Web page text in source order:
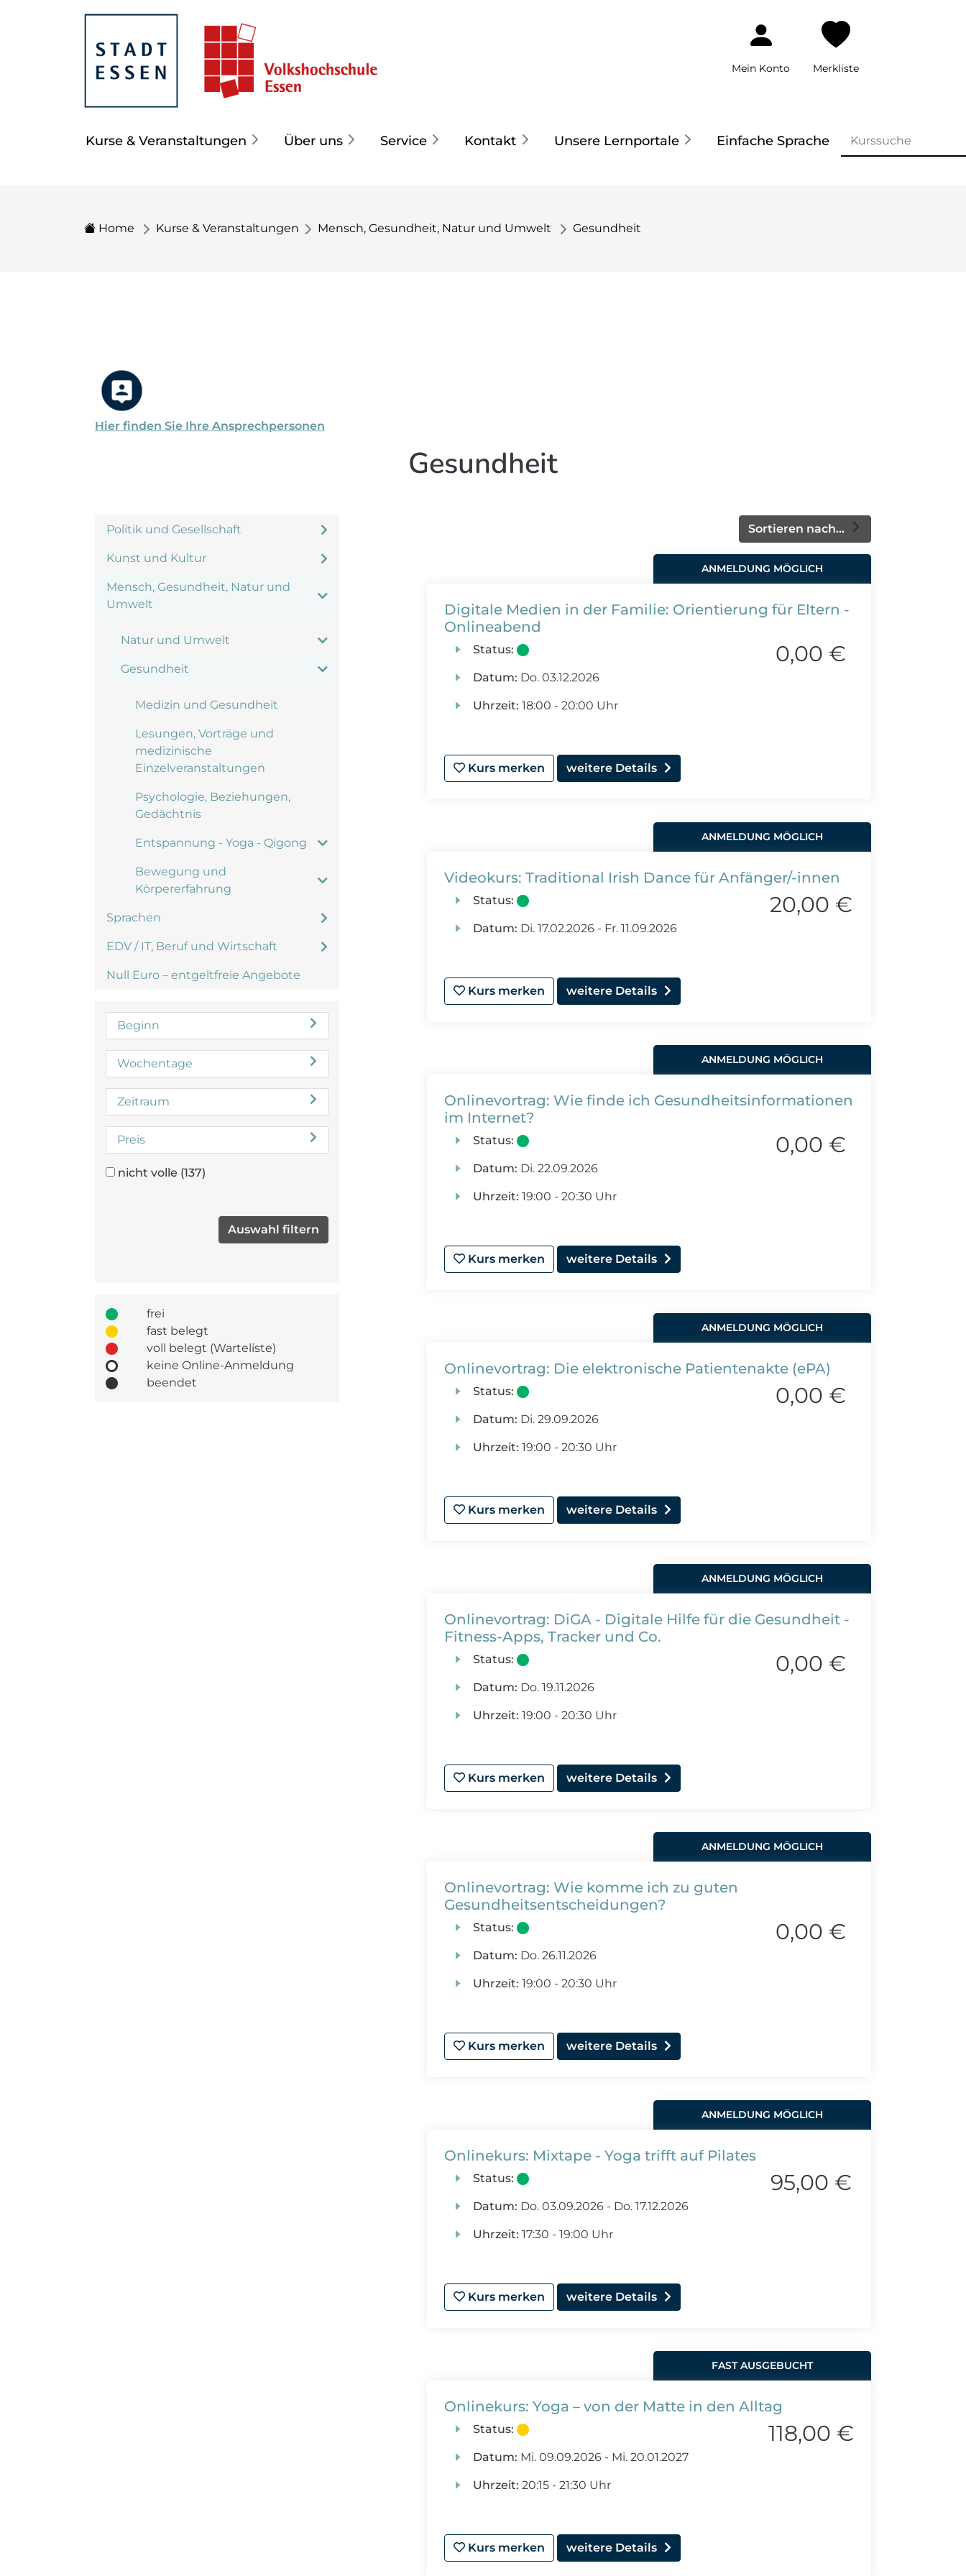
Mein Konto Merkliste
Kurse & Veranstaltungen Über uns Service Kontakt Unsere Lernportale Einfache Sprache
Home Kurse & Veranstaltungen Mensch, Gesundheit, Natur und Umwelt Gesundheit
Hier finden Sie Ihre Ansprechpersonen
Gesundheit
Politik und Gesellschaft
Kunst und Kultur
Mensch, Gesundheit, Natur und
Umwelt
Natur und Umwelt
Gesundheit
Medizin und Gesundheit
Lesungen, Vorträge und
medizinische
Einzelveranstaltungen
Psychologie, Beziehungen,
Gedächtnis
Entspannung - Yoga - Qigong
Bewegung und
Körpererfahrung
Sprachen
EDV / IT, Beruf und Wirtschaft
Null Euro – entgeltfreie Angebote
Beginn
Wochentage
Zeitraum
Preis
nicht volle (137)
frei
fast belegt
voll belegt (Warteliste)
keine Online-Anmeldung
beendet
Sortieren nach...
ANMELDUNG MÖGLICH
Digitale Medien in der Familie: Orientierung für Eltern -
Onlineabend
Status:
Datum: Do.03.12.2026
Uhrzeit: 18:00 - 20:00 Uhr
0,00 €
Kurs merken weitere Details
ANMELDUNG MÖGLICH
Videokurs: Traditional Irish Dance für Anfänger/-innen
Status:
Datum: Di.17.02.2026 - Fr.11.09.2026
20,00 €
Kurs merken weitere Details
ANMELDUNG MÖGLICH
Onlinevortrag: Wie finde ich Gesundheitsinformationen
im Internet?
Status:
Datum: Di.22.09.2026
Uhrzeit: 19:00 - 20:30 Uhr
0,00 €
Kurs merken weitere Details
ANMELDUNG MÖGLICH
Onlinevortrag: Die elektronische Patientenakte (ePA)
Status:
Datum: Di.29.09.2026
Uhrzeit: 19:00 - 20:30 Uhr
0,00 €
Kurs merken weitere Details
ANMELDUNG MÖGLICH
Onlinevortrag: DiGA - Digitale Hilfe für die Gesundheit -
Fitness-Apps, Tracker und Co.
Status:
Datum: Do.19.11.2026
Uhrzeit: 19:00 - 20:30 Uhr
0,00 €
Kurs merken weitere Details
ANMELDUNG MÖGLICH
Onlinevortrag: Wie komme ich zu guten
Gesundheitsentscheidungen?
Status:
Datum: Do.26.11.2026
Uhrzeit: 19:00 - 20:30 Uhr
0,00 €
Kurs merken weitere Details
ANMELDUNG MÖGLICH
Onlinekurs: Mixtape - Yoga trifft auf Pilates
Status:
Datum: Do.03.09.2026 - Do.17.12.2026
Uhrzeit: 17:30 - 19:00 Uhr
95,00 €
Kurs merken weitere Details
FAST AUSGEBUCHT
Onlinekurs: Yoga – von der Matte in den Alltag
Status:
Datum: Mi.09.09.2026 - Mi.20.01.2027
Uhrzeit: 20:15 - 21:30 Uhr
118,00 €
Kurs merken weitere Details